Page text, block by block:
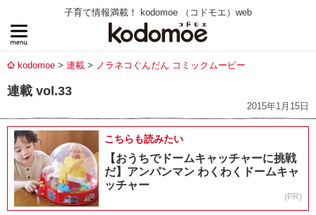
子育て情報満載！ kodomoe （コドモエ）web
kodomoe 連載 ノラネコぐんだん コミックムービー
連載 vol.33
2015年1月15日
こちらも読みたい
【おうちでドームキャッチャーに挑戦
だ】アンパンマン わくわくドームキャ
ッチャー
(PR)